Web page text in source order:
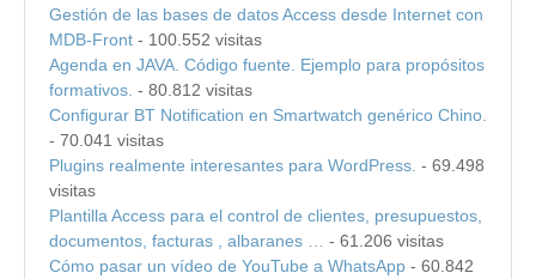
Gestión de las bases de datos Access desde Internet con
MDB-Front - 100.552 visitas
Agenda en JAVA. Código fuente. Ejemplo para propósitos
formativos. - 80.812 visitas
Configurar BT Notification en Smartwatch genérico Chino.
- 70.041 visitas
Plugins realmente interesantes para WordPress. - 69.498
visitas
Plantilla Access para el control de clientes, presupuestos,
documentos, facturas , albaranes …
- 61.206 visitas
Cómo pasar un vídeo de YouTube a WhatsApp - 60.842